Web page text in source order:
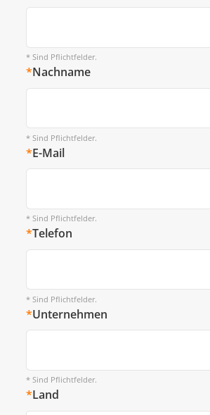
* Sind Pflichtfelder.
*Nachname
* Sind Pflichtfelder.
*E-Mail
* Sind Pflichtfelder.
*Telefon
* Sind Pflichtfelder.
*Unternehmen
* Sind Pflichtfelder.
*Land